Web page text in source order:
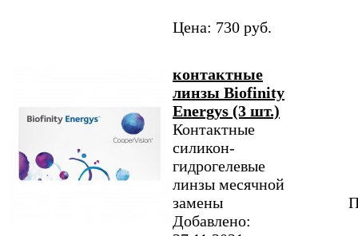
Цена: 730 руб.
контактные
линзы Biofinity
Energys (3 шт.)
Контактные
силикон-
гидрогелевые
линзы месячной
замены
Добавлено: